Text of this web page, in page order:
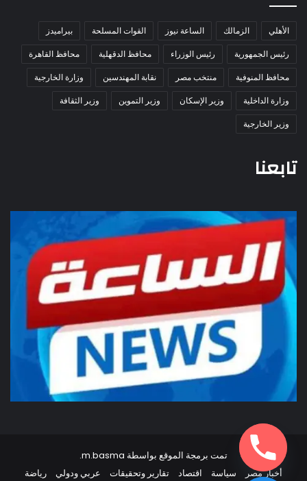
الأهلي الزمالك الساعة نيوز القوات المسلحة
بيراميدز
رئيس الجمهورية
رئيس الوزراء محافظ الدقهلية
محافظ القاهرة
محافظ المنوفية
منتخب مصر نقابة المهندسين
وزارة الخارجية
وزارة الداخلية
وزير الإسكان وزير التموين
وزير الثقافة
وزير الخارجية
تابعنا
تمت برمجة الموقع بواسطة m.basma
.
أخبار مصر
سياسة اقتصاد تقارير وتحقيقات عربي ودولي رياضة